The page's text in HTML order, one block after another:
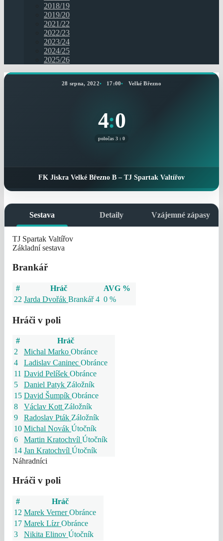
2018/19
2019/20
2021/22
2022/23
2023/24
2024/25
2025/26
28 srpna, 2022 17:00 Velké Březno
4:0
poločas 3 : 0
FK Jiskra Velké Březno B – TJ Spartak Valtířov
Sestava Detaily Vzájemné zápasy
TJ Spartak Valtířov
Základní sestava
Brankář
# Hráč
AVG %
22 Jarda Dvořák Brankář 4 0 %
Hráči v poli
#
Hráč
2
Michal Marko Obránce
4
Ladislav Caninec Obránce
11 David Pelíšek Obránce
5
Daniel Patyk Záložník
15 David Šumpík Obránce
8
Václav Kott Záložník
9
Radoslav Pták Záložník
10 Michal Novák Útočník
6
Martin Kratochvíl Útočník
14 Jan Kratochvíl Útočník
Náhradníci
Hráči v poli
#
Hráč
12 Marek VernerObránce
17 Marek LízrObránce
3
Nikita Elinov Útočník